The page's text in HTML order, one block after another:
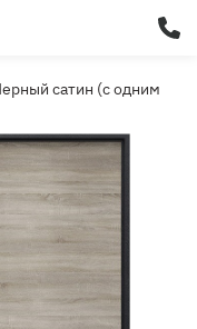
сатин (с одним